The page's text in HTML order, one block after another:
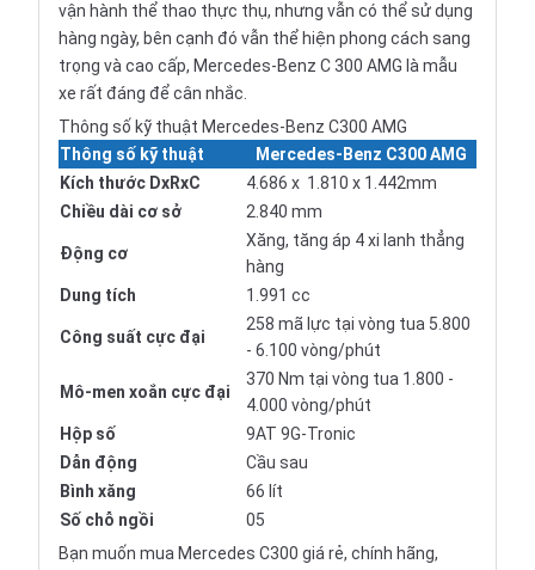
vận hành thể thao thực thụ, nhưng vẫn có thể sử dụng
hàng ngày, bên cạnh đó vẫn thể hiện phong cách sang
trọng và cao cấp, Mercedes-Benz C 300 AMG là mẫu
xe rất đáng để cân nhắc.
Thông số kỹ thuật Mercedes-Benz C300 AMG
Thông số kỹ thuật
Mercedes-Benz C300 AMG
Kích thước DxRxC
4.686 x 1.810 x 1.442mm
Chiều dài cơ sở
2.840 mm
Động cơ
Xăng, tăng áp 4 xi lanh thẳng
hàng
Dung tích
1.991 cc
Công suất cực đại
258 mã lực tại vòng tua 5.800
- 6.100 vòng/phút
Mô-men xoắn cực đại
370 Nm tại vòng tua 1.800 -
4.000 vòng/phút
Hộp số
9AT 9G-Tronic
Dẫn động
Cầu sau
Bình xăng
66 lít
Số chỗ ngồi
05
Bạn muốn mua Mercedes C300 giá rẻ, chính hãng,